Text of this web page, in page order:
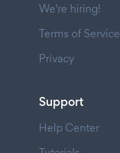
We're hiring!
Terms of Service
Privacy
Support
Help Center